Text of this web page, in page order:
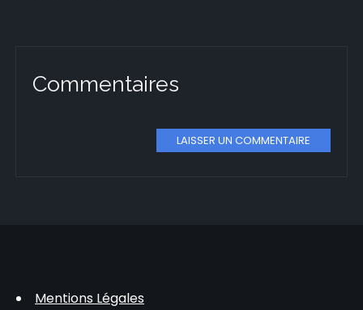
Commentaires
LAISSER UN COMMENTAIRE
Mentions Légales